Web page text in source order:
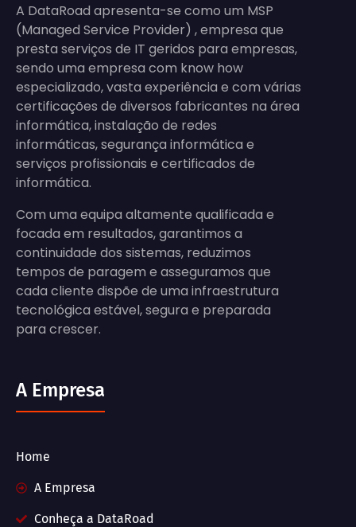
A DataRoad apresenta-se como um MSP
(Managed Service Provider) , empresa que
presta serviços de IT geridos para empresas,
sendo uma empresa com know how
especializado, vasta experiência e com várias
certificações de diversos fabricantes na área
informática, instalação de redes
informáticas, segurança informática e
serviços profissionais e certificados de
informática.
Com uma equipa altamente qualificada e
focada em resultados, garantimos a
continuidade dos sistemas, reduzimos
tempos de paragem e asseguramos que
cada cliente dispõe de uma infraestrutura
tecnológica estável, segura e preparada
para crescer.
A Empresa
Home
A Empresa
Conheça a DataRoad